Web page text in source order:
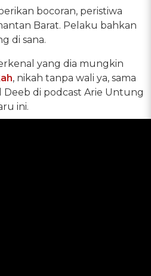
bocoran, peristiwa
Barat. Pelaku bahkan
di sana.
yang dia mungkin
, nikah tanpa wali ya, sama
Deeb di podcast Arie Untung
ini.